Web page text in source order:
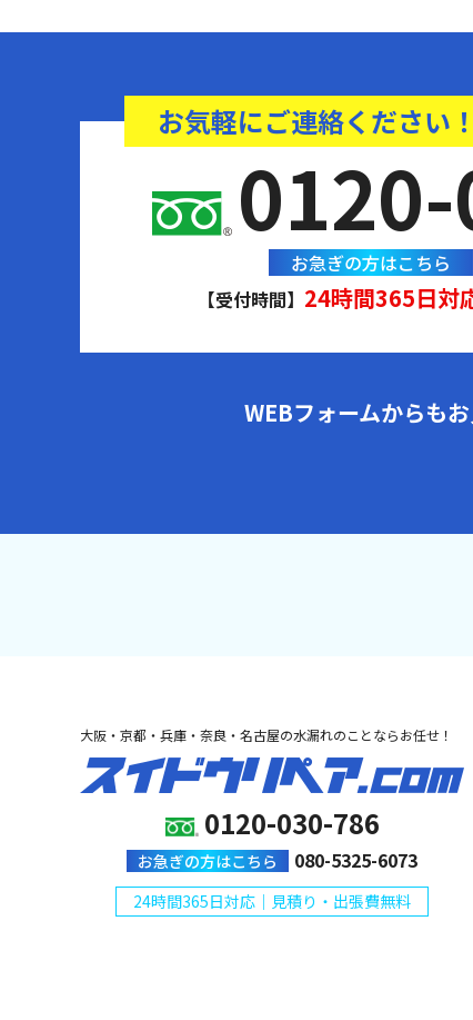
お気軽にご連絡ください
お急ぎの方はこちら
【受付時間】 24時間365日対
WEBフォームからも
大阪・京都・兵庫・奈良・名古屋の水漏れのことならお任せ！
0120-030-786
お急ぎの方はこちら 080-5325-6073
24時間365日対応｜見積り・出張費無料